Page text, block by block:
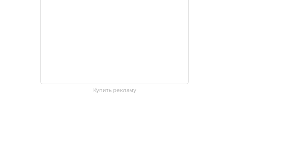
Купить рекламу